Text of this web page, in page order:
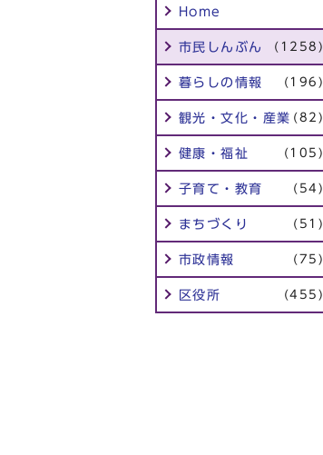
Home
市民しんぶん (1258)
暮らしの情報 (196)
観光・文化・産業 (82)
健康・福祉 (105)
子育て・教育 (54)
まちづくり (51)
市政情報 (75)
区役所 (455)